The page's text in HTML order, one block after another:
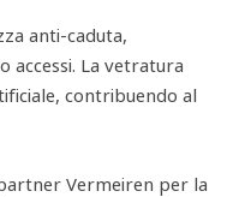
anti-caduta,
accessi. La vetratura
contribuendo al
Vermeiren per la